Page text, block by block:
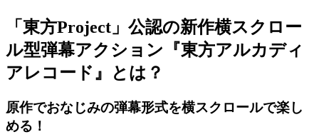
「東方Project」公認の新作横スクロー
ル型弾幕アクション『東方アルカディ
アレコード』とは？
原作でおなじみの弾幕形式を横スクロールで楽し
める！